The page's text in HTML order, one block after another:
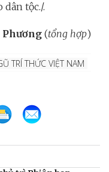
dân tộc./.
Phương (tổng hợp)
TRÍ THỨC VIỆT NAM